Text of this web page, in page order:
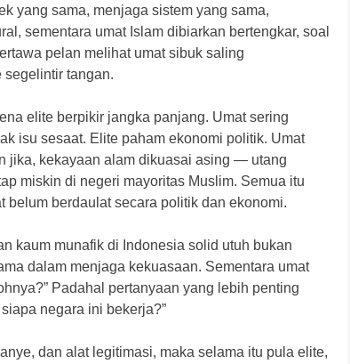
yang sama, menjaga sistem yang sama,
sementara umat Islam dibiarkan bertengkar, soal
pelan melihat umat sibuk saling
tangan.
elite berpikir jangka panjang. Umat sering
isu sesaat. Elite paham ekonomi politik. Umat
jika, kekayaan alam dikuasai asing — utang
miskin di negeri mayoritas Muslim. Semua itu
belum berdaulat secara politik dan ekonomi.
kaum munafik di Indonesia solid utuh bukan
dalam menjaga kekuasaan. Sementara umat
Padahal pertanyaan yang lebih penting
negara ini bekerja?”
dan alat legitimasi, maka selama itu pula elite,